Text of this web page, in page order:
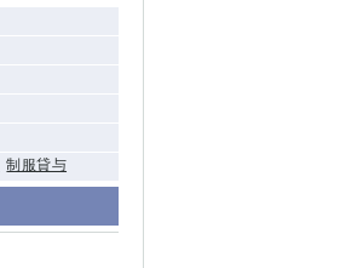
制服貸与